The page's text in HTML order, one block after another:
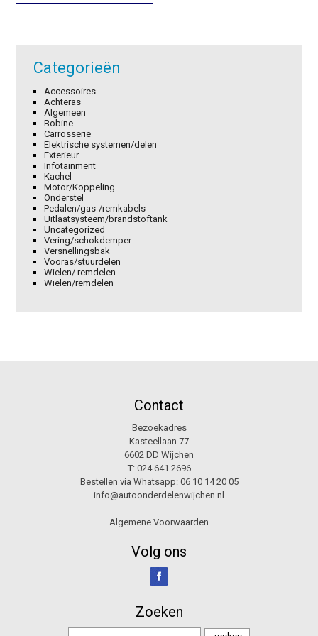
Categorieën
Accessoires
Achteras
Algemeen
Bobine
Carrosserie
Elektrische systemen/delen
Exterieur
Infotainment
Kachel
Motor/Koppeling
Onderstel
Pedalen/gas-/remkabels
Uitlaatsysteem/brandstoftank
Uncategorized
Vering/schokdemper
Versnellingsbak
Vooras/stuurdelen
Wielen/ remdelen
Wielen/remdelen
Contact
Bezoekadres
Kasteellaan 77
6602 DD Wijchen
T: 024 641 2696
Bestellen via Whatsapp: 06 10 14 20 05
info@autoonderdelenwijchen.nl
Algemene Voorwaarden
Volg ons
Zoeken